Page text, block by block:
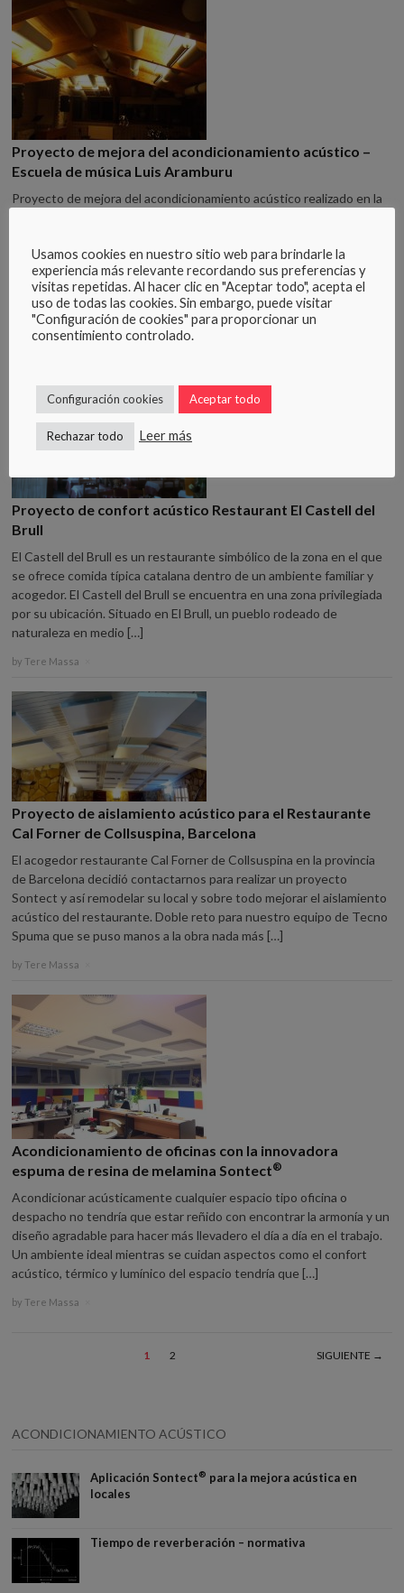
Proyecto de mejora del acondicionamiento acústico –
Escuela de música Luis Aramburu
Proyecto de mejora del acondicionamiento acústico realizado en la
Sontect® en el techo, cilindros de espuma de resina de melamina,
colocados en suspensión, para incrementar la absorción acústica en
su interior. El tratamiento […]
Tere Massa ×
Proyecto de confort acústico Restaurant El Castell del
Brull
El Castell del Brull es un restaurante simbólico de la zona en el que
se ofrece comida típica catalana dentro de un ambiente familiar y
acogedor. El Castell del Brull se encuentra en una zona privilegiada
por su ubicación. Situado en El Brull, un pueblo rodeado de
naturaleza en medio […]
by Tere Massa
Proyecto de aislamiento acústico para el Restaurante
Cal Forner de Collsuspina, Barcelona
El acogedor restaurante Cal Forner de Collsuspina en la provincia
de Barcelona decidió contactarnos para realizar un proyecto
Sontect y así remodelar su local y sobre todo mejorar el aislamiento
acústico del restaurante. Doble reto para nuestro equipo de Tecno
Spuma que se puso manos a la obra nada más […]
by Tere Massa
Acondicionamiento de oficinas con la innovadora
espuma de resina de melamina Sontect®
Acondicionar acústicamente cualquier espacio tipo oficina o
despacho no tendría que estar reñido con encontrar la armonía y un
diseño agradable para hacer más llevadero el día a día en el trabajo.
Un ambiente ideal mientras se cuidan aspectos como el confort
acústico, térmico y lumínico del espacio tendría que […]
by Tere Massa
1 2 SIGUIENTE →
ACONDICIONAMIENTO ACÚSTICO
Aplicación Sontect® para la mejora acústica en
locales
Tiempo de reverberación – normativa
Usamos cookies en nuestro sitio web para brindarle la
experiencia más relevante recordando sus preferencias y
visitas repetidas. Al hacer clic en "Aceptar todo", acepta el
uso de todas las cookies. Sin embargo, puede visitar
"Configuración de cookies" para proporcionar un
consentimiento controlado.
Configuración cookies Aceptar todo
Rechazar todo Leer más